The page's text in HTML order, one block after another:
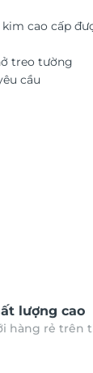
cao cấp
treo tường
cầu
lượng cao
hàng rẻ trên